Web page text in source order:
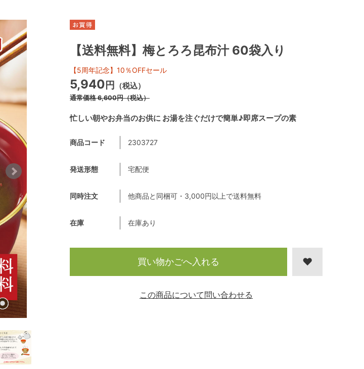
忙しい朝やお弁当のお供に お湯を注ぐだけで簡単♪即席スープの素
【送料無料】梅とろろ昆布汁 60袋入り
【5周年記念】10％OFFセール
5,940円 （税込）
通常価格6,600円（税込）
商品コード 2303727
発送形態 宅配便
同時注文 他商品と同梱可・3,000円以上で送料無料
在庫 在庫あり
買い物かごへ入れる
この商品について問い合わせる